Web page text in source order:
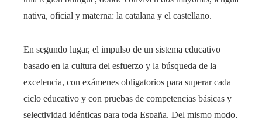
nativa, oficial y materna: la catalana y el castellano.
En segundo lugar, el impulso de un sistema educativo
basado en la cultura del esfuerzo y la búsqueda de la
excelencia, con exámenes obligatorios para superar cada
ciclo educativo y con pruebas de competencias básicas y
selectividad idénticas para toda España. Del mismo modo,